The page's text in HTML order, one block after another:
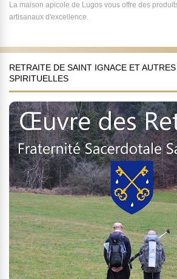
La maison apicole de Lugos vous offre des
artisanaux d'excellence.
RETRAITE DE SAINT IGNACE ET
SPIRITUELLES